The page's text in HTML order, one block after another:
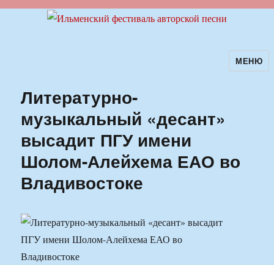
Ильменский фестиваль авторскойМЕНЮ
Литературно-
музыкальный «десант»
высадит ПГУ имени
Шолом-Алейхема ЕАО во
Владивостоке